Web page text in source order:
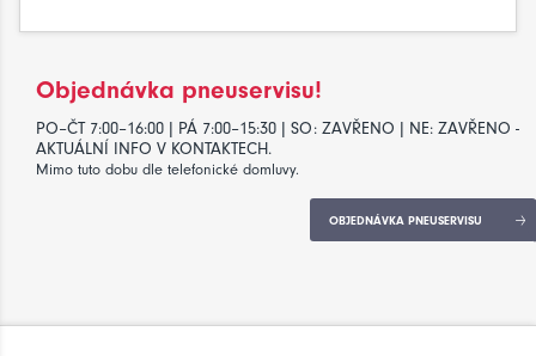
Objednávka pneuservisu!
PO–ČT 7:00–16:00 | PÁ 7:00–15:30 | SO: ZAVŘENO | NE: ZAVŘENO -
AKTUÁLNÍ INFO V KONTAKTECH.
Mimo tuto dobu dle telefonické domluvy.
OBJEDNÁVKA PNEUSERVISU